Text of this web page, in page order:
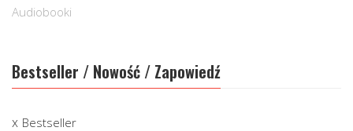
Audiobooki
Bestseller / Nowość / Zapowiedź
Bestseller